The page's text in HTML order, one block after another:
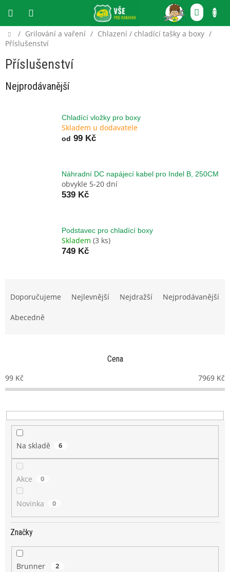
obsah
CZK
Domů
/ Grilování a vaření / Chlazení / chladící tašky a boxy /
Příslušenství
Příslušenství
Nejprodávanější
Chladící vložky pro boxy
Skladem u dodavatele
od 99 Kč
Náhradní DC napájecí kabel pro Indel B, 250CM
obvykle 5-20 dní
539 Kč
Podstavec pro chladící boxy
Skladem (3 ks)
749 Kč
o
d
k
t
Doporučujeme Nejlevnější Nejdražší Nejprodávanější
Abecedně
Cena
99 Kč 7969 Kč
Na skladě 6
Akce 0
Novinka 0
Značky
Brunner 2